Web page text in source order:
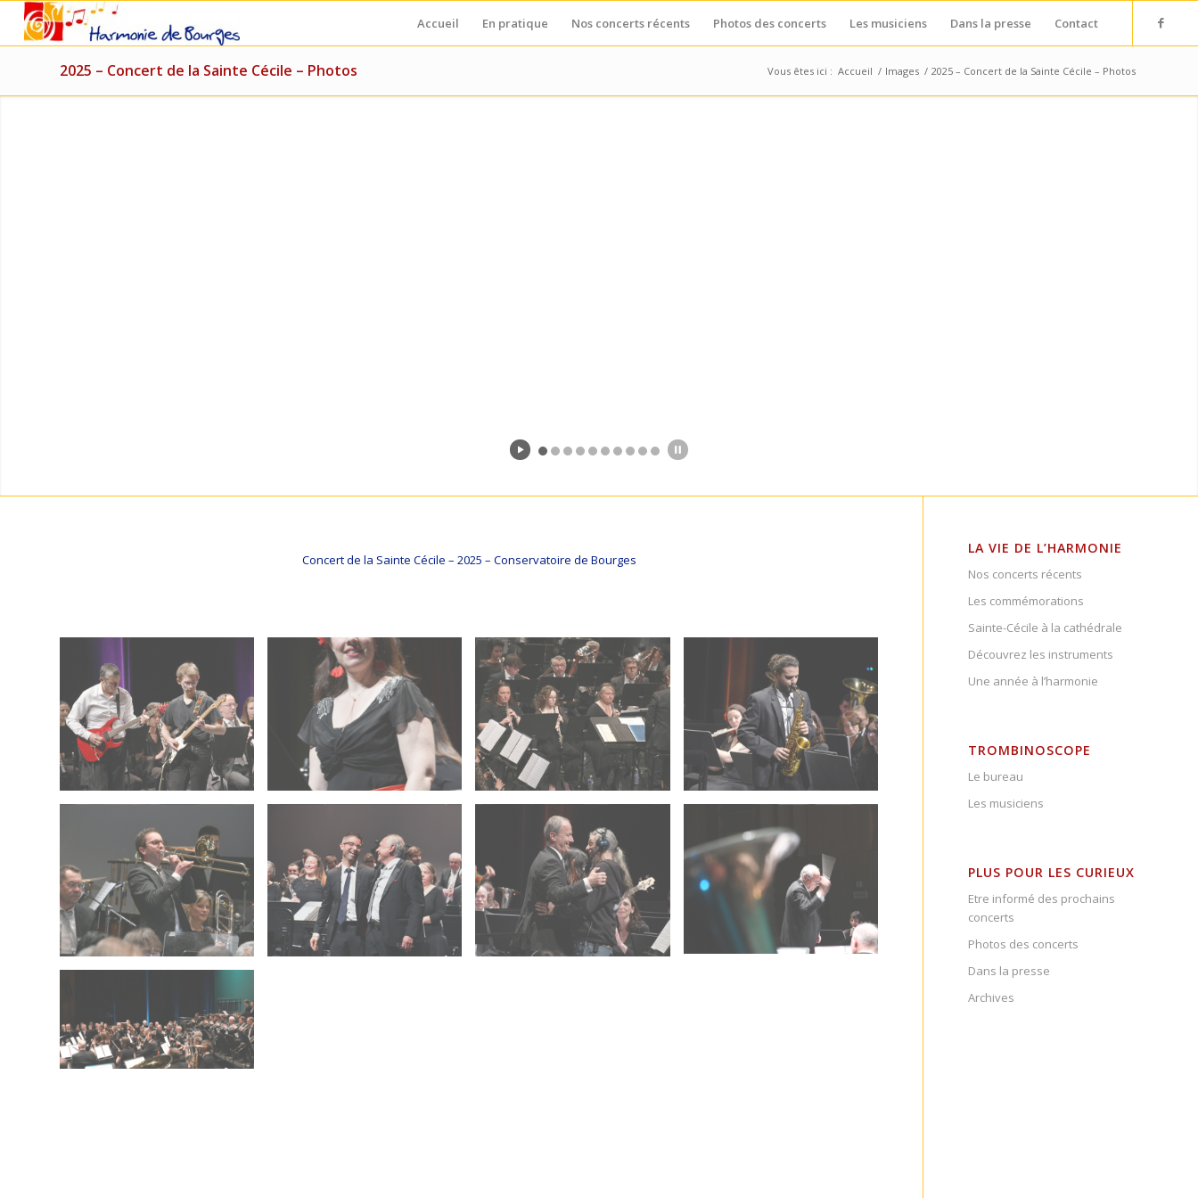
Accueil En pratique Nos concerts récents Photos des concerts Les musiciens Dans la presse Contact
2025 – Concert de la Sainte Cécile – Photos Vous êtes ici : Accueil / Images / 2025 – Concert de la Sainte Cécile – Photos
Concert de la Sainte Cécile – 2025 – Conservatoire de Bourges
LA VIE DE L’HARMONIE
Nos concerts récents
Les commémorations
Sainte-Cécile à la cathédrale
Découvrez les instruments
Une année à l’harmonie
TROMBINOSCOPE
Le bureau
Les musiciens
PLUS POUR LES CURIEUX
Etre informé des prochains
concerts
Photos des concerts
Dans la presse
Archives